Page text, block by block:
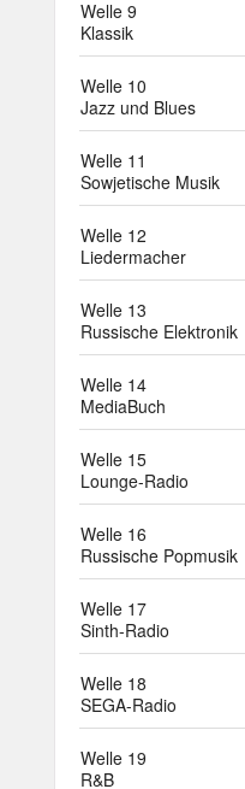
Welle 9
Klassik
Welle 10
Jazz und Blues
Welle 11
Sowjetische Musik
Welle 12
Liedermacher
Welle 13
Russische Elektronik
Welle 14
MediaBuch
Welle 15
Lounge-Radio
Welle 16
Russische Popmusik
Welle 17
Sinth-Radio
Welle 18
SEGA-Radio
Welle 19
R&B